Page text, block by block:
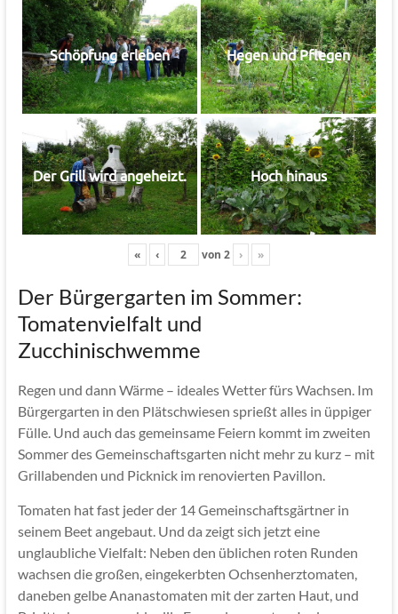
Schöpfung erleben Hegen und Pflegen
Der Grill wird angeheizt. Hoch hinaus
« ‹ von 2 › »
Der Bürgergarten im Sommer:
Tomatenvielfalt und
Zucchinischwemme
Regen und dann Wärme – ideales Wetter fürs Wachsen. Im
Bürgergarten in den Plätschwiesen sprießt alles in üppiger
Fülle. Und auch das gemeinsame Feiern kommt im zweiten
Sommer des Gemeinschaftsgarten nicht mehr zu kurz – mit
Grillabenden und Picknick im renovierten Pavillon.
Tomaten hat fast jeder der 14 Gemeinschaftsgärtner in
seinem Beet angebaut. Und da zeigt sich jetzt eine
unglaubliche Vielfalt: Neben den üblichen roten Runden
wachsen die großen, eingekerbten Ochsenherztomaten,
daneben gelbe Ananastomaten mit der zarten Haut, und